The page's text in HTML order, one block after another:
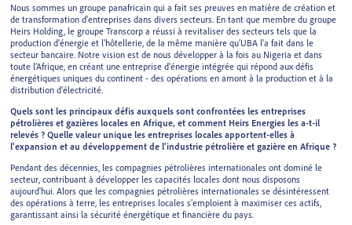
Nous sommes un groupe panafricain qui a fait ses preuves en matière de création et
de transformation d'entreprises dans divers secteurs. En tant que membre du groupe
Heirs Holding, le groupe Transcorp a réussi à revitaliser des secteurs tels que la
production d'énergie et l'hôtellerie, de la même manière qu'UBA l'a fait dans le
secteur bancaire. Notre vision est de nous développer à la fois au Nigeria et dans
toute l'Afrique, en créant une entreprise d'énergie intégrée qui répond aux défis
énergétiques uniques du continent - des opérations en amont à la production et à la
distribution d'électricité.
Quels sont les principaux défis auxquels sont confrontées les entreprises
pétrolières et gazières locales en Afrique, et comment Heirs Energies les a-t-il
relevés ? Quelle valeur unique les entreprises locales apportent-elles à
l'expansion et au développement de l'industrie pétrolière et gazière en Afrique ?
Pendant des décennies, les compagnies pétrolières internationales ont dominé le
secteur, contribuant à développer les capacités locales dont nous disposons
aujourd'hui. Alors que les compagnies pétrolières internationales se désintéressent
des opérations à terre, les entreprises locales s'emploient à maximiser ces actifs,
garantissant ainsi la sécurité énergétique et financière du pays.